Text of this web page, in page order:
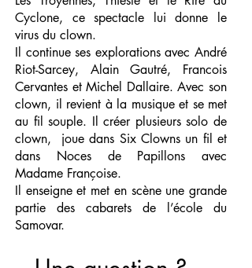
Cyclone, ce spectacle lui donne le
virus du clown.
Il continue ses explorations avec André
Riot-Sarcey, Alain Gautré, Francois
Cervantes et Michel Dallaire. Avec son
clown, il revient à la musique et se met
au fil souple. Il créer plusieurs solo de
clown, joue dans Six Clowns un fil et
dans Noces de Papillons avec
Madame Françoise.
Il enseigne et met en scène une grande
partie des cabarets de l’école du
Samovar.